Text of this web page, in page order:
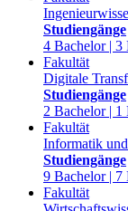
Studiengänge
4 Bachelor | 3
Fakultät
Digitale
Studiengänge
2 Bachelor | 1
Fakultät
Informatik
Studiengänge
9 Bachelor | 7
Fakultät